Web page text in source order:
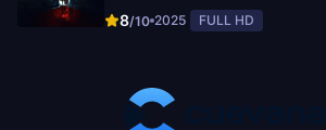
8/10 2025 FULL HD